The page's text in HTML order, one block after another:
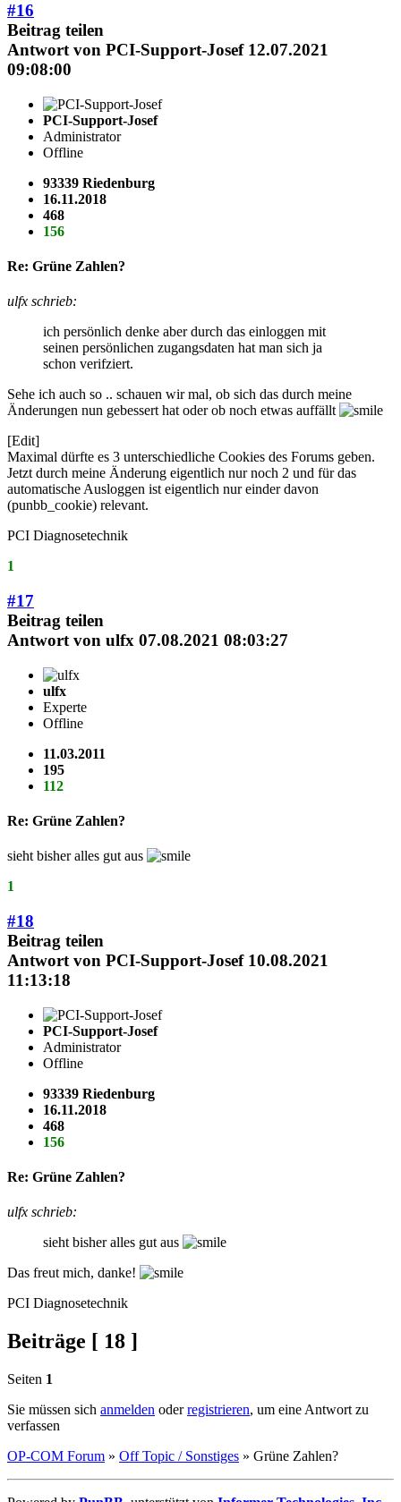
#16
Beitrag teilen
Antwort von PCI-Support-Josef 12.07.2021
09:08:00
PCI-Support-Josef
Administrator
Offline
93339 Riedenburg
16.11.2018
468
156
Re: Grüne Zahlen?
ulfx schrieb:
ich persönlich denke aber durch das einloggen mit
seinen persönlichen zugangsdaten hat man sich ja
schon verifziert.
Sehe ich auch so .. schauen wir mal, ob sich das durch meine
Änderungen nun gebessert hat oder ob noch etwas auffällt
[Edit]
Maximal dürfte es 3 unterschiedliche Cookies des Forums geben.
Jetzt durch meine Änderung eigentlich nur noch 2 und für das
automatische Ausloggen ist eigentlich nur einder davon
(punbb_cookie) relevant.
PCI Diagnosetechnik
1
#17
Beitrag teilen
Antwort von ulfx 07.08.2021 08:03:27
ulfx
Experte
Offline
11.03.2011
195
112
Re: Grüne Zahlen?
sieht bisher alles gut aus
1
#18
Beitrag teilen
Antwort von PCI-Support-Josef 10.08.2021
11:13:18
PCI-Support-Josef
Administrator
Offline
93339 Riedenburg
16.11.2018
468
156
Re: Grüne Zahlen?
ulfx schrieb:
sieht bisher alles gut aus
Das freut mich, danke!
PCI Diagnosetechnik
Beiträge [ 18 ]
Seiten 1
Sie müssen sich anmelden oderregistrieren, um eine Antwort zu
verfassen
OP-COM Forum » Off Topic / Sonstiges » Grüne Zahlen?